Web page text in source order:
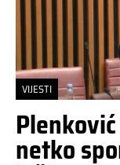
VIJESTI
netko